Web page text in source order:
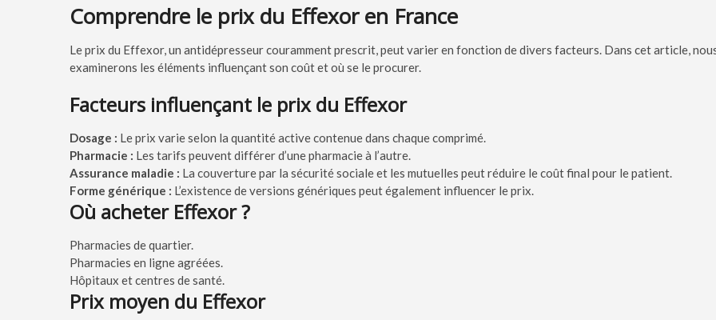
Comprendre le prix du Effexor en France
Le prix du Effexor, un antidépresseur couramment prescrit, peut varier en fonction de divers facteurs. Dans cet article,
examinerons les éléments influençant son coût et où se le procurer.
Facteurs influençant le prix du Effexor
Dosage : Le prix varie selon la quantité active contenue dans chaque comprimé.
Pharmacie : Les tarifs peuvent différer d’une pharmacie à l’autre.
Assurance maladie : La couverture par la sécurité sociale et les mutuelles peut réduire le coût final pour le patient.
Forme générique : L’existence de versions génériques peut également influencer le prix.
Où acheter Effexor ?
Pharmacies de quartier.
Pharmacies en ligne agréées.
Hôpitaux et centres de santé.
Prix moyen du Effexor